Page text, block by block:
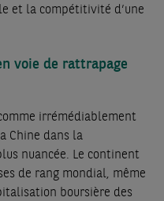
et la compétitivité d’une
voie de rattrapage
irrémédiablement
Chine dans la
nuancée. Le continent
de rang mondial, même
boursière des